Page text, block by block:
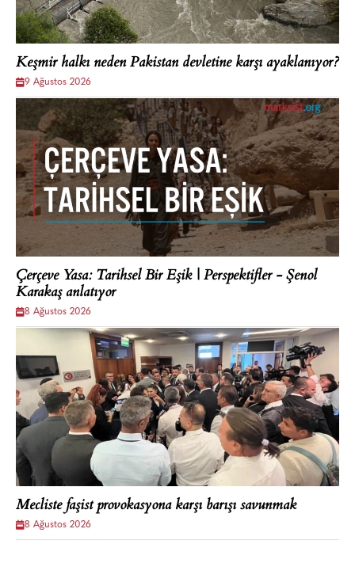
Keşmir halkı neden Pakistan devletine karşı ayaklanıyor?
9 Ağustos 2026
Çerçeve Yasa: Tarihsel Bir Eşik | Perspektifler - Şenol
Karakaş anlatıyor
8 Ağustos 2026
Mecliste faşist provokasyona karşı barışı savunmak
8 Ağustos 2026